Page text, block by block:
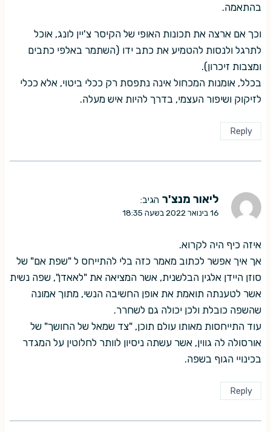
בהתאמה.
וכך אם ארצה את תכונות האופי של הקיסר צ'יין לונג, אוכל
לתרגל ולנסות להטמיע את כתב ידו (השתמר באלפי כתבים
ומצבות זיכרון).
בכלל, אומנות המכחול אינה נתפסת רק ככלי ביטוי, אלא ככלי
לזיקוק ושיפור העצמי, בדרך להיות איש מעלה.
Reply
ליאור מנצ'ר הגיב:
16 בינואר 2022 בשעה 18:35
איזה כיף היה לקרוא.
אך איך אפשר לכתוב מאמר כזה בלי להתייחס ל "שפת אם" של
סוזן היידן אלגין הבלשנית, אשר המציאה את "לאאדן", שפה נשית
אשר לטענתה תואמת את אופן החשיבה הנשי, מתוך אמונה
שהשפה כובלת ולכן יכולה גם לשחרר.
עוד התייחסות מאותו עולם תוכן, "צד שמאל של החושך" של
אורסולה לה גווין, אשר עשתה ניסיון לוותר לחלוטין על המגדר
בכינויי הגוף בשפה.
Reply